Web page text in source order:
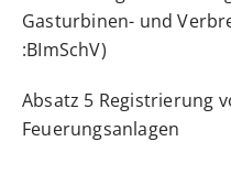
Gasturbinen- und
BImSchV):
§ 6 Absatz 5 Registrierung
Feuerungsanlagen